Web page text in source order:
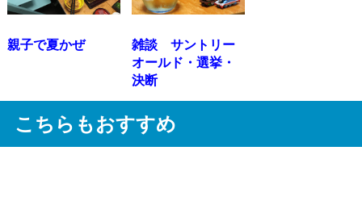
親子で夏かぜ
雑談 サントリー
オールド・選挙・
決断
こちらもおすすめ